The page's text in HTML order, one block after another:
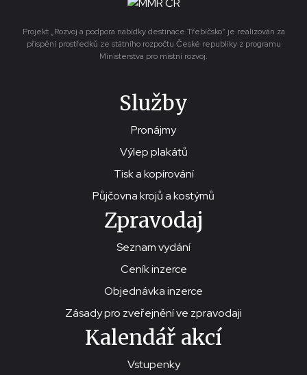
Projekt „Rozvoj a podpora nabídky destinace Třebíčsko“ je realizován za
přispění prostředků ze státního rozpočtu České republiky z programu
Ministerstva pro místní rozvoj.
Služby
Pronájmy
Výlep plakátů
Tisk a kopírování
Půjčovna krojů a kostýmů
Zpravodaj
Seznam vydání
Ceník inzerce
Objednávka inzerce
Zásady pro zveřejnění ve zpravodaji
Kalendář akcí
Vstupenky